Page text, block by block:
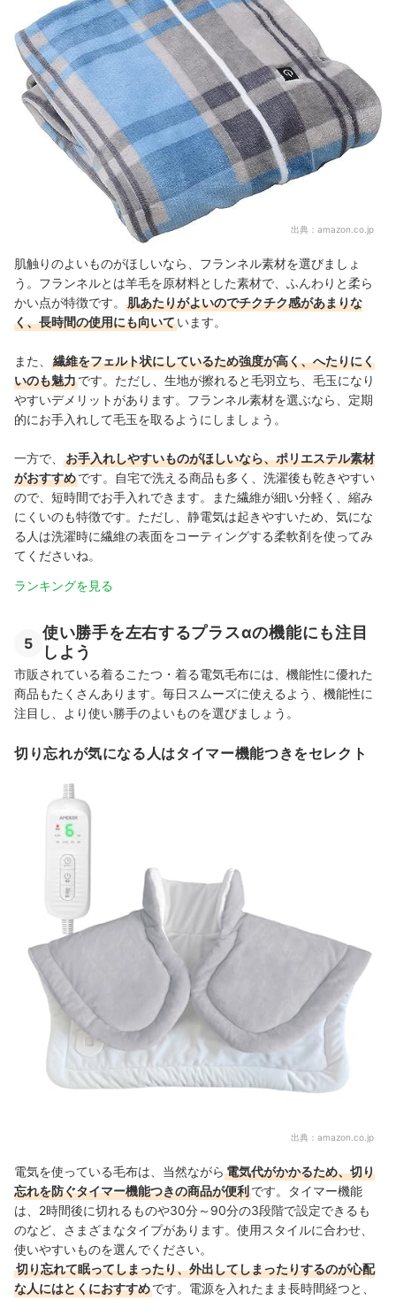
出典： amazon.co.jp
肌触りのよいものがほしいなら、フランネル素材を選びましょ
う。フランネルとは羊毛を原材料とした素材で、ふんわりと柔ら
かい点が特徴です。
肌あたりがよいのでチクチク感があまりな
く、長時間の使用にも向いています。
また、
繊維をフェルト状にしているため強度が高く、へたりにく
いのも魅力です。ただし、生地が擦れると毛羽立ち、毛玉になり
やすいデメリットがあります。フランネル素材を選ぶなら、定期
的にお手入れして毛玉を取るようにしましょう。
一方で、
お手入れしやすいものがほしいなら、ポリエステル素材
がおすすめです。自宅で洗える商品も多く、洗濯後も乾きやすい
ので、短時間でお手入れできます。また繊維が細い分軽く、縮み
にくいのも特徴です。ただし、静電気は起きやすいため、気にな
る人は洗濯時に繊維の表面をコーティングする柔軟剤を使ってみ
てくださいね。
ランキングを見る
5
使い勝手を左右するプラスαの機能にも注目
しよう
市販されている着るこたつ・着る電気毛布には、機能性に優れた
商品もたくさんあります。毎日スムーズに使えるよう、機能性に
注目し、より使い勝手のよいものを選びましょう。
切り忘れが気になる人はタイマー機能つきをセレクト
出典： amazon.co.jp
電気を使っている毛布は、当然ながら 電気代がかかるため、切り
忘れを防ぐタイマー機能つきの商品が便利です。タイマー機能
は、2時間後に切れるものや30分～90分の3段階で設定できるも
のなど、さまざまなタイプがあります。使用スタイルに合わせ、
使いやすいものを選んでください。
切り忘れて眠ってしまったり、外出してしまったりするのが心配
な人にはとくにおすすめです。電源を入れたまま長時間経つと、